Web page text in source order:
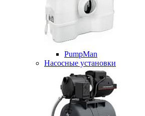
PumpMan
Насосные установки